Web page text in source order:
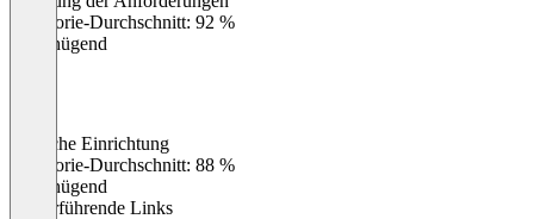
Kategorie-Durchschnitt: 92 %
Ungenügend
Einfache Einrichtung
Kategorie-Durchschnitt: 88 %
Ungenügend
Weiterführende Links